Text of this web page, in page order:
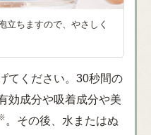
ちますので、やさしく
てください。30秒間の
効成分や吸着成分や美
。その後、水またはぬ